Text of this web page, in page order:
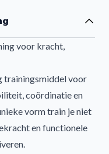
voor kracht,
trainingsmiddel voor
coördinatie en
vorm train je niet
en functionele